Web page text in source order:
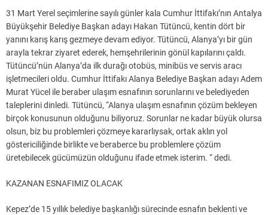
31 Mart Yerel seçimlerine sayılı günler kala Cumhur İttifakı’nın Antalya
Büyükşehir Belediye Başkan adayı Hakan Tütüncü, kentin dört bir
yanını karış karış gezmeye devam ediyor. Tütüncü, Alanya’yı bir gün
arayla tekrar ziyaret ederek, hemşehrilerinin gönül kapılarını çaldı.
Tütüncü’nün Alanya’da ilk durağı otobüs, minibüs ve servis aracı
işletmecileri oldu. Cumhur İttifakı Alanya Belediye Başkan adayı Adem
Murat Yücel ile beraber ulaşım esnafının sorunlarını ve belediyeden
taleplerini dinledi. Tütüncü, “Alanya ulaşım esnafının çözüm bekleyen
birçok konusunun olduğunu biliyoruz. Sorunlar ne kadar büyük olursa
olsun, biz bu problemleri çözmeye kararlıysak, ortak aklın yol
göstericiliğinde birlikte ve beraberce bu problemlere çözüm
üretebilecek gücümüzün olduğunu ifade etmek isterim. “ dedi.
KAZANAN ESNAFIMIZ OLACAK
Kepez’de 15 yıllık belediye başkanlığı sürecinde esnafın beklenti ve